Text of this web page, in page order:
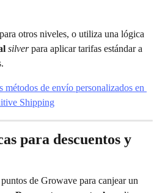
otros niveles, o utiliza una lógica
silver para aplicar tarifas estándar a
métodos de envío personalizados en
Shipping
para descuentos y
de Growave para canjear un